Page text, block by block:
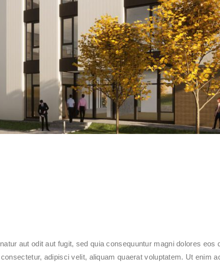
aut odit aut fugit, sed quia consequuntur magni dolores
adipisci velit, aliquam quaerat voluptatem. Ut enim